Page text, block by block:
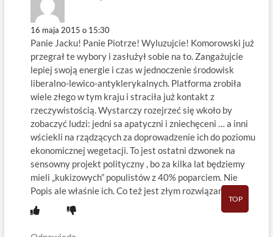
16 maja 2015 o 15:30
Panie Jacku! Panie Piotrze! Wyluzujcie! Komorowski już
przegrał te wybory i zasłużył sobie na to. Zangażujcie
lepiej swoją energie i czas w jednoczenie środowisk
liberalno-lewico-antyklerykalnych. Platforma zrobiła
wiele złego w tym kraju i straciła już kontakt z
rzeczywistością. Wystarczy rozejrzeć się wkoło by
zobaczyć ludzi: jedni sa apatyczni i zniechęceni … a inni
wściekli na rządzących za doprowadzenie ich do poziomu
ekonomicznej wegetacji. To jest ostatni dzwonek na
sensowny projekt polityczny , bo za kilka lat będziemy
mieli „kukizowych” populistów z 40% poparciem. Nie
Popis ale właśnie ich. Co też jest złym rozwiązaniem.
TOP